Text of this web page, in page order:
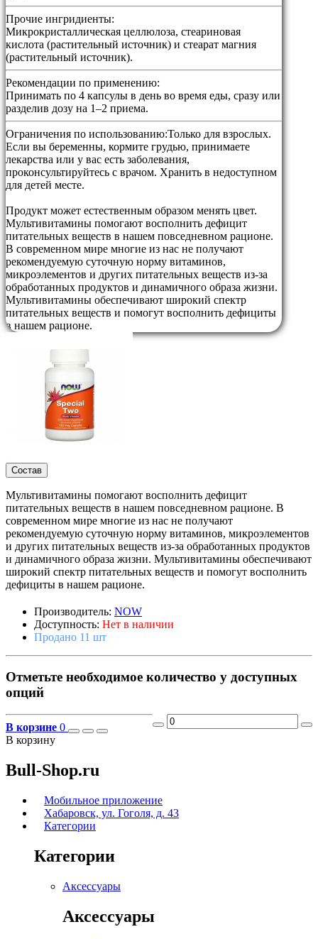
Прочие ингридиенты:
Микрокристаллическая целлюлоза, стеариновая
кислота (растительный источник) и стеарат магния
(растительный источник).
Рекомендации по применению:
Принимать по 4 капсулы в день во время еды, сразу или
разделив дозу на 1–2 приема.
Ограничения по использованию:Только для взрослых.
Если вы беременны, кормите грудью, принимаете
лекарства или у вас есть заболевания,
проконсультируйтесь с врачом. Хранить в недоступном
для детей месте.
Продукт может естественным образом менять цвет.
Мультивитамины помогают восполнить дефицит
питательных веществ в нашем повседневном рационе.
В современном мире многие из нас не получают
рекомендуемую суточную норму витаминов,
микроэлементов и других питательных веществ из-за
обработанных продуктов и динамичного образа жизни.
Мультивитамины обеспечивают широкий спектр
питательных веществ и помогут восполнить дефициты
в нашем рационе.
Состав
Мультивитамины помогают восполнить дефицит
питательных веществ в нашем повседневном рационе. В
современном мире многие из нас не получают
рекомендуемую суточную норму витаминов, микроэлементов
и других питательных веществ из-за обработанных продуктов
и динамичного образа жизни. Мультивитамины обеспечивают
широкий спектр питательных веществ и помогут восполнить
дефициты в нашем рационе.
Производитель: NOW
Доступность: Нет в наличии
Продано 11 шт
Отметьте необходимое количество у доступных
опций
В корзине 0
В корзину
Bull-Shop.ru
Мобильное приложение
Хабаровск, ул. Гоголя, д. 43
Категории
Категории
Аксессуары
Аксессуары